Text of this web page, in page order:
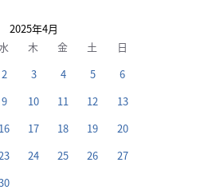
2025年4月
木 金 土 日
2 3 4 5
6
9 10 11 12
13
16 17 18 19
20
24 25 26
27